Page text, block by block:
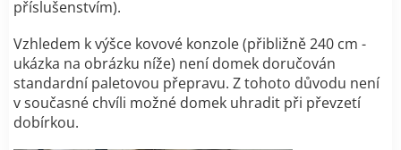
příslušenstvím).
Vzhledem k výšce kovové konzole (přibližně 240 cm -
ukázka na obrázku níže) není domek doručován
standardní paletovou přepravu. Z tohoto důvodu není
v současné chvíli možné domek uhradit při převzetí
dobírkou.